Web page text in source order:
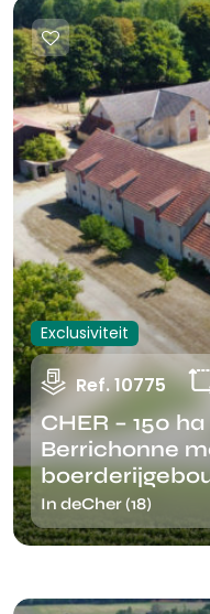
Exclusiviteit
Ref. 10775
CHER – 150
Berrichonne
In deCher (18)